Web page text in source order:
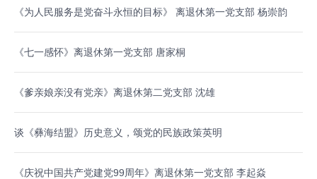
《为人民服务是党奋斗永恒的目标》 离退休第一党支部 杨崇韵
《七一感怀》离退休第一党支部 唐家桐
《爹亲娘亲没有党亲》离退休第二党支部 沈雄
谈《彝海结盟》历史意义，颂党的民族政策英明
《庆祝中国共产党建党99周年》离退休第一党支部 李起焱